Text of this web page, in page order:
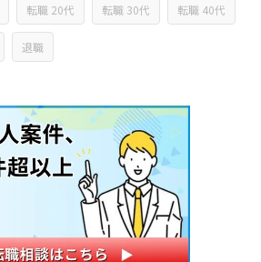
転職 20代 転職 30代 転職 40代
退職